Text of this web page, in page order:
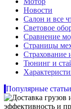
Новости
Салон и все
Световое
Сравнение
Страницы
Страхование
Тюнинг и
Популярные статьи